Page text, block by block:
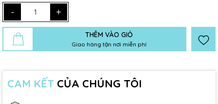
- +
THÊM VÀO GIỎ
Giao hàng tận nơi miễn phí
CAM KẾT CỦA CHÚNG TÔI